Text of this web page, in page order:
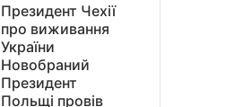
Президент Чехії
про виживання
України
Новобраний
Президент
Польщі провів